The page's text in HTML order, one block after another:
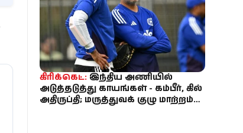
கிரிக்கெட்: இந்திய அணியில்
அடுத்தடுத்து காயங்கள் - கம்பீர், கில்
அதிருப்தி; மருத்துவக் குழு மாற்றம்